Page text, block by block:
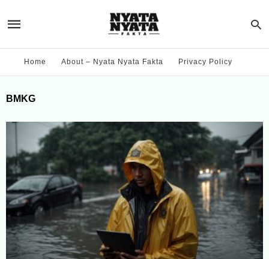
Home About – Nyata Nyata Fakta Privacy Policy
BMKG